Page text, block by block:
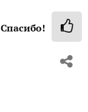
Спасибо!